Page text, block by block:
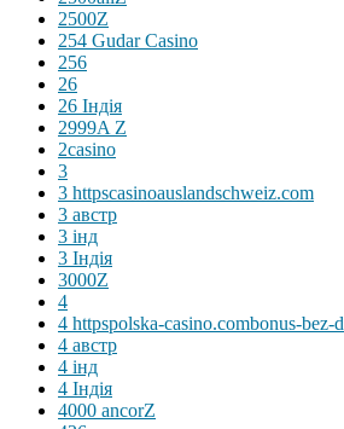
2500Z
254 Gudar Casino
256
26
26 Індія
2999A Z
2casino
3
3 httpscasinoauslandschweiz.com
3 австр
3 інд
3 Індія
3000Z
4
4 httpspolska-casino.combonus-bez-
4 австр
4 інд
4 Індія
4000 ancorZ